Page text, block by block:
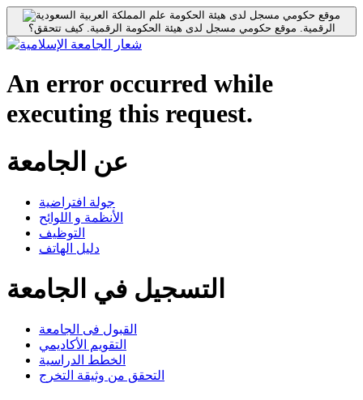
موقع حكومي مسجل لدى هيئة الحكومة
الرقمية. موقع حكومي مسجل لدى هيئة الحكومة الرقمية.كيف تتحقق؟
An error occurred while
executing this request.
عن الجامعة
جولة افتراضية
الأنظمة و اللوائح
التوظيف
دليل الهاتف
التسجيل في الجامعة
القبول فى الجامعة
التقويم الأكاديمي
الخطط الدراسية
التحقق من وثيقة التخرج